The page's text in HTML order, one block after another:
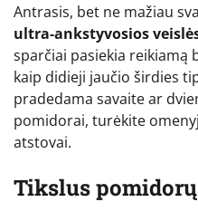
Antrasis, bet ne mažiau
ultra-ankstyvosios
sparčiai pasiekia
kaip didieji jaučio širdies
pradedama savaite ar
pomidorai, turėkite
atstovai.
Tikslus